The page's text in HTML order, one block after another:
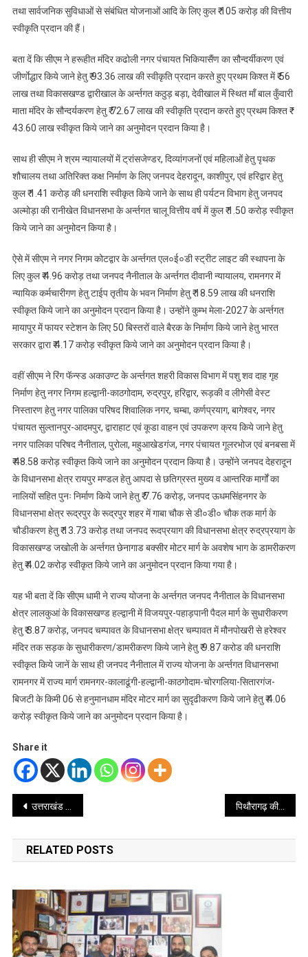
तथा सार्वजनिक सुविधाओं से संबंधित योजनाओं आदि के लिए कुल ₹ 105 करोड़ की वित्तीय
स्वीकृति प्रदान की हैं।
बता दें कि सीएम ने हरूहीत मंदिर कढोली नगर पंचायत भिकियासैंण का सौन्दर्यीकरण एवं
जीर्णाेद्धार किये जाने हेतु ₹ 93.36 लाख की स्वीकृति प्रदान करते हुए प्रथम किश्त में ₹ 56
लाख तथा विकासखण्ड द्वारीखाल के अर्न्तगत कठुड़ बड़ा, देवीखाल में स्थित माँ बाल कुँवारी
माता मंदिर के सौन्दर्यकरण हेतु ₹ 72.67 लाख की स्वीकृति प्रदान करते हुए प्रथम किश्त ₹
43.60 लाख स्वीकृत किये जाने का अनुमोदन प्रदान किया है।
साथ ही सीएम ने श्रम न्यायालयों में ट्रांसजेण्डर, दिव्यांगजनों एवं महिलाओं हेतु पृथक
शौचालय तथा अतिरिक्त कक्ष निर्माण के लिए जनपद देहरादून, काशीपुर, एवं हरिद्वार हेतु
कुल ₹ 1.41 करोड़ की धनराशि स्वीकृत किये जाने के साथ ही पर्यटन विभाग हेतु जनपद
अल्मोड़ा की रानीखेत विधानसभा के अर्न्तगत चालू वित्तीय वर्ष में कुल ₹ 1.50 करोड़ स्वीकृत
किये जाने का अनुमोदन किया है।
ऐसे में सीएम ने नगर निगम कोटद्वार के अर्न्तगत एल०ई०डी स्ट्रीट लाइट की स्थापना के
लिए कुल ₹ 4.96 करोड़ तथा जनपद नैनीताल के अर्न्तगत दीवानी न्यायालय, रामनगर में
न्यायिक कर्मचारीगण हेतु टाईप तृतीय के भवन निर्माण हेतु ₹ 18.59 लाख की धनराशि
स्वीकृत किये जाने का अनुमोदन प्रदान किया है। उन्होंने कुम्भ मेला-2027 के अर्न्तगत
मायापुर में फायर स्टेशन के लिए 50 बिस्तरों वाले बैरक के निर्माण किये जाने हेतु भारत
सरकार द्वारा ₹ 4.17 करोड़ स्वीकृत किये जाने का अनुमोदन प्रदान किया है।
वहीं सीएम ने रिंग फॅन्स्ड अकाउण्ट के अर्न्तगत शहरी विकास विभाग में पशु शव दाह गृह
निर्माण हेतु नगर निगम हल्द्वानी-काठगोदाम, रुद्रपुर, हरिद्वार, रूड़की व लीगेसी वेस्ट
निस्तारण हेतु नगर पालिका परिषद शिवालिक नगर, चम्बा, कर्णप्रयाग, बागेश्वर, नगर
पंचायत सुल्तानपुर-आदमपुर, द्वाराहाट एवं कूडा वाहन एवं उपकरण क्रय किये जाने हेतु
नगर पालिका परिषद नैनीताल, पुरोला, महुआखेडगंज, नगर पंचायत गूलरभोज एवं बनबसा में
₹ 48.58 करोड़ स्वीकृत किये जाने का अनुमोदन प्रदान किया है। उन्होंने जनपद देहरादून
के विधानसभा क्षेत्र रायपुर मण्डल हेतु आपदा से छतिग्रस्त मुख्य व आन्तरिक मार्गों का
नालियों सहित पुनः निर्माण किये जाने हेतु ₹ 7.76 करोड़, जनपद ऊधमसिंहनगर के
विधानसभा क्षेत्र रूद्रपुर के रूद्रपुर शहर में गाबा चौक से डी०डी० चौक तक मार्ग के
चौडीकरण हेतु ₹ 13.73 करोड़ तथा जनपद रूदप्रयाग की विधानसभा क्षेत्र रुद्रप्रयाग के
विकासखण्ड जखोली के अर्न्तगत छेनागाड बक्सीर मोटर मार्ग के अवशेष भाग के डामरीकरण
हेतु ₹ 4.02 करोड़ स्वीकृत किये जाने का अनुमोदन प्रदान किया गया है।
यह भी बता दें कि सीएम धामी ने राज्य योजना के अर्न्तगत जनपद नैनीताल के विधानसभा
क्षेत्र लालकुआं के विकासखण्ड हल्द्वानी में विजयपुर-पहाड़पानी पैदल मार्ग के सुधारीकरण
हेतु ₹ 3.87 करोड़, जनपद चम्पावत के विधानसभा क्षेत्र चम्पावत में मौनपोखरी से हरेश्वर
मंदिर तक सड़क के सुधारीकरण/डामरीकरण किये जाने हेतु ₹ 9.87 करोड की धनराशि
स्वीकृत किये जानें के साथ ही जनपद नैनीताल में राज्य योजना के अर्न्तगत विधानसभा
रामनगर में राज्य मार्ग रामनगर-कालाढूंगी-हल्द्वानी-काठगोदाम-चोरगलिया-सितारगंज-
बिजटी के किमी 06 से हनुमानधाम मंदिर मोटर मार्ग का सुदृढीकरण किये जाने हेतु ₹ 4.06
करोड़ स्वीकृत किये जाने का अनुमोदन प्रदान किया है।
Share it
Post
navigation
उत्तराखंड में नवीन आपराधिक कानूनों का शत-प्रतिशत अनुपालन सुनिश्चित करने के निर्देश – सचिव शैलेश बगोली पिथौरागढ़ की मानसी कापड़ी बनीं युवा उद्यमिता की नई पहचान
RELATED POSTS